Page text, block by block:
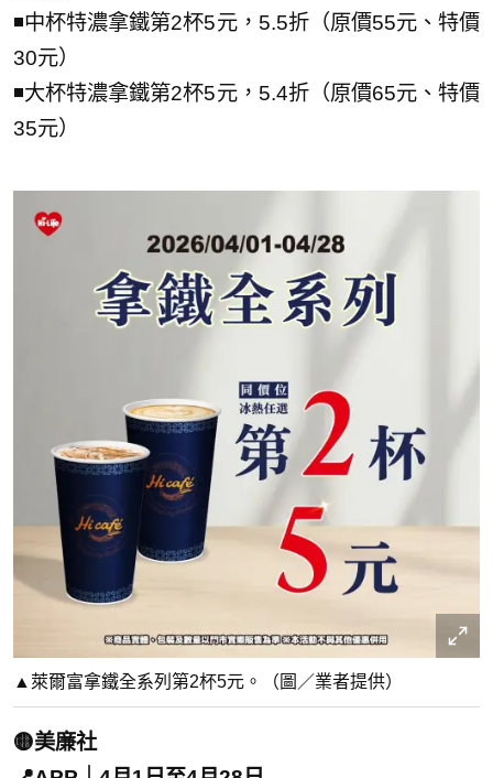
◾中杯特濃拿鐵第2杯5元，5.5折（原價55元、特價
30元）
◾大杯特濃拿鐵第2杯5元，5.4折（原價65元、特價
35元）
▲萊爾富拿鐵全系列第2杯5元。（圖／業者提供）
🟡美廉社